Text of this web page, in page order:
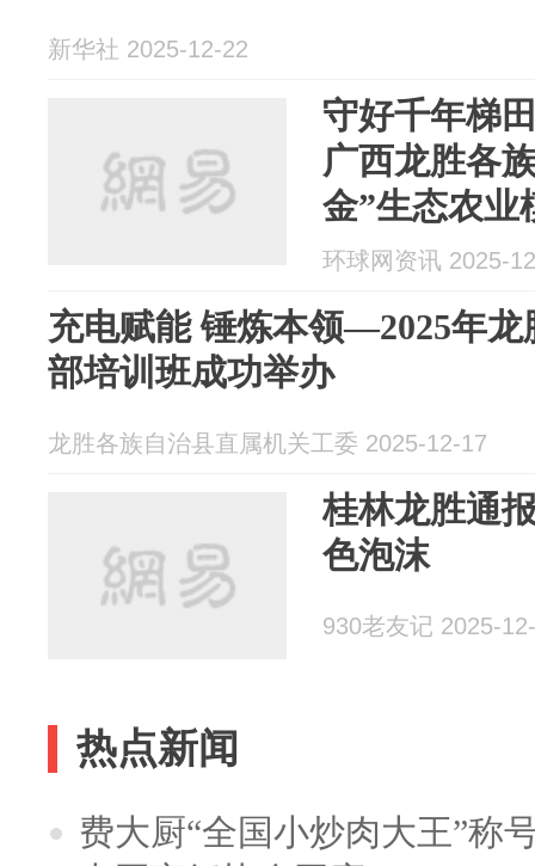
新华社 2025-12-22
守好千年梯
广西龙胜各
金”生态农业
案例
环球网资讯 2025-
充电赋能 锤炼本领—2025年
部培训班成功举办
龙胜各族自治县直属机关工委 2025-12-17
桂林龙胜通
色泡沫
930老友记 2025-
热点新闻
费大厨“全国小炒肉大王”称